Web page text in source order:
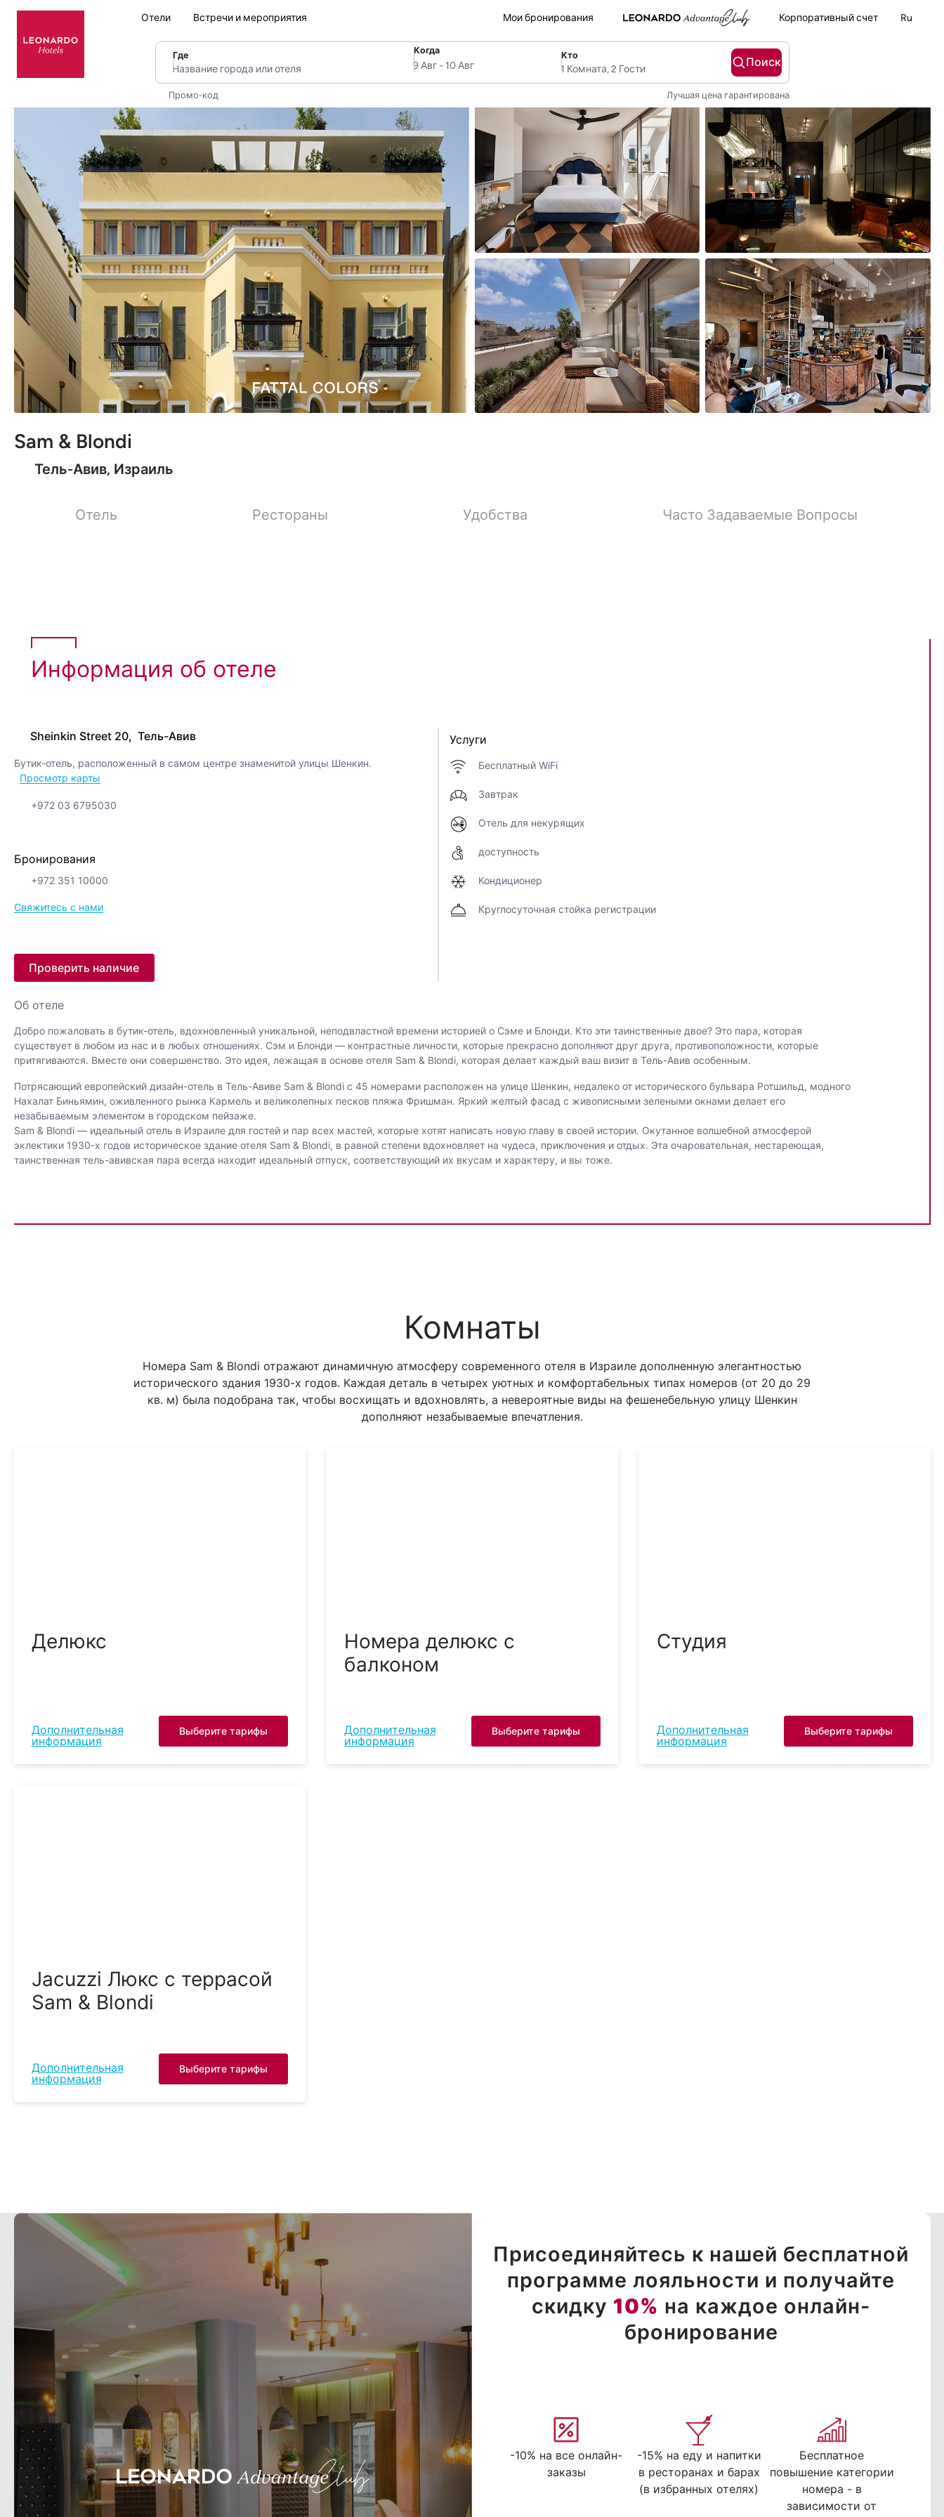
Отели Встречи и мероприятия Мои бронирования Корпоративный счет Ru
Sam & Blondi
Тель-Авив, Израиль
Где
Название города или отеля
Когда
SelectDate
9 Авг- 10 Авг
Кто
Username
1 Комната, 2 Гости
Поиск
Промо-код Лучшая цена гарантирована
Отель Рестораны Удобства Часто Задаваемые Вопросы
Информация об отеле
Sheinkin Street 20, Тель-Авив
Бутик-отель, расположенный в самом центре знаменитой улицы Шенкин.
Просмотр карты
+972 03 6795030
Бронирования
+972 351 10000
Свяжитесь с нами
Проверить наличие
Услуги
Бесплатный WiFi
Завтрак
Отель для некурящих
доступность
Кондиционер
Круглосуточная стойка регистрации
Об отеле
Добро пожаловать в бутик-отель, вдохновленный уникальной, неподвластной времени историей о Сэме и Блонди. Кто эти таинственные двое? Это пара, которая
существует в любом из нас и в любых отношениях. Сэм и Блонди — контрастные личности, которые прекрасно дополняют друг друга, противоположности, которые
притягиваются. Вместе они совершенство. Это идея, лежащая в основе отеля Sam & Blondi, которая делает каждый ваш визит в Тель-Авив особенным.
Потрясающий европейский дизайн-отель в Тель-Авиве Sam & Blondi с 45 номерами расположен на улице Шенкин, недалеко от исторического бульвара Ротшильд, модного
Нахалат Биньямин, оживленного рынка Кармель и великолепных песков пляжа Фришман. Яркий желтый фасад с живописными зелеными окнами делает его
незабываемым элементом в городском пейзаже.
Sam & Blondi — идеальный отель в Израиле для гостей и пар всех мастей, которые хотят написать новую главу в своей истории. Окутанное волшебной атмосферой
эклектики 1930-х годов историческое здание отеля Sam & Blondi, в равной степени вдохновляет на чудеса, приключения и отдых. Эта очаровательная, нестареющая,
таинственная тель-авивская пара всегда находит идеальный отпуск, соответствующий их вкусам и характеру, и вы тоже.
Комнаты
Номера Sam & Blondi отражают динамичную атмосферу современного отеля в Израиле дополненную элегантностью
исторического здания 1930-х годов. Каждая деталь в четырех уютных и комфортабельных типах номеров (от 20 до 29
кв. м) была подобрана так, чтобы восхищать и вдохновлять, а невероятные виды на фешенебельную улицу Шенкин
дополняют незабываемые впечатления.
Делюкс
Дополнительная
информация
Выберите тарифы
Номера делюкс с
балконом
Дополнительная
информация
Выберите тарифы
Студия
Дополнительная
информация
Выберите тарифы
Jacuzzi Люкс с террасой
Sam & Blondi
Дополнительная
информация
Выберите тарифы
Присоединяйтесь к нашей бесплатной
программе лояльности и получайте
скидку 10% на каждое онлайн-
бронирование
-10% на все онлайн-
заказы
-15% на еду и напитки
в ресторанах и барах
(в избранных отелях)
Бесплатное
повышение категории
номера - в
зависимости от